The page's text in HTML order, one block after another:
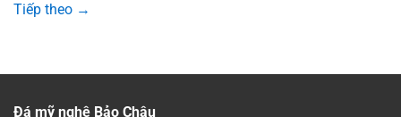
Tiếp theo →
Đá mỹ nghệ Bảo Châu